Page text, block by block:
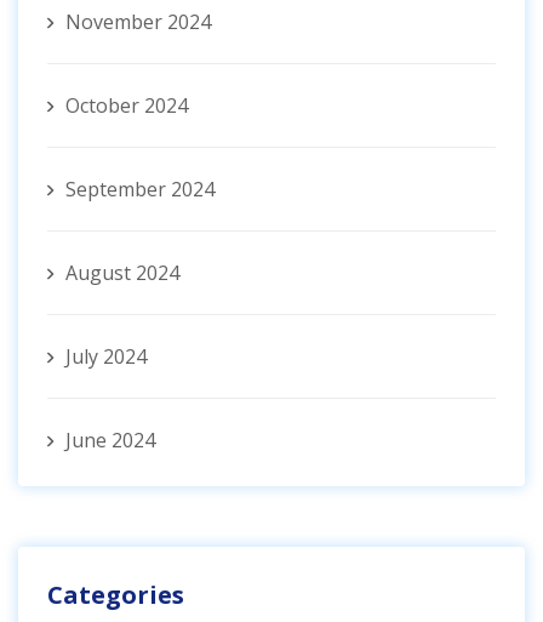
November 2024
October 2024
September 2024
August 2024
July 2024
June 2024
Categories